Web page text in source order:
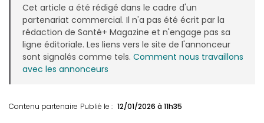
Cet article a été rédigé dans le cadre d'un
partenariat commercial. Il n'a pas été écrit par la
rédaction de Santé+ Magazine et n'engage pas sa
ligne éditoriale. Les liens vers le site de l'annonceur
sont signalés comme tels. Comment nous travaillons
avec les annonceurs
Contenu partenaire Publié le : 12/01/2026 à 11h35